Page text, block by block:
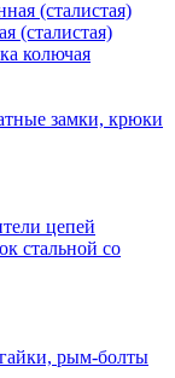
(сталистая)
колючая
замки, крюки
цепей
стальной со
рым-болты